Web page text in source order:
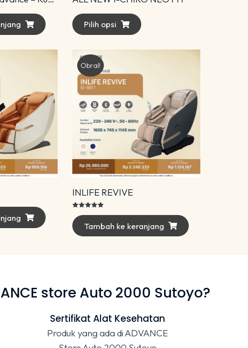
Pilih opsi
Obral!
INLIFE REVIVE
dari 5
Tambah ke keranjang
store Auto 2000 Sutoyo?
Sertifikat Alat Kesehatan
Produk yang ada di ADVANCE